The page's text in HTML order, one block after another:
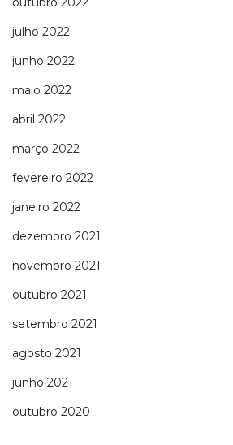
julho 2022
junho 2022
maio 2022
abril 2022
março 2022
fevereiro 2022
janeiro 2022
dezembro 2021
novembro 2021
outubro 2021
setembro 2021
agosto 2021
junho 2021
outubro 2020